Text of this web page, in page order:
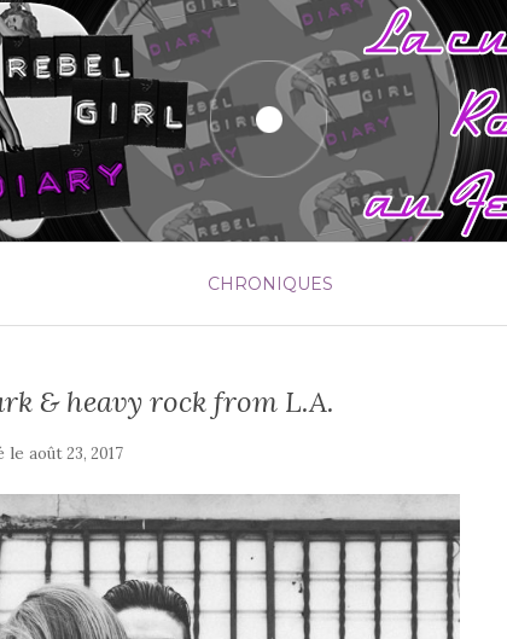
CHRONIQUES
& heavy rock from L.A.
le août 23, 2017